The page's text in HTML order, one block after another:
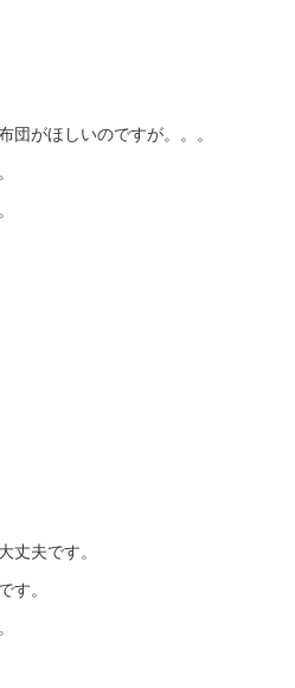
がほしいのですが。。。
丈夫です。
す。